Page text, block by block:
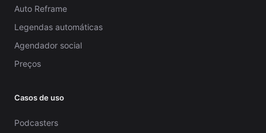
Auto Reframe
Legendas automáticas
Agendador social
Preços
Casos de uso
Podcasters